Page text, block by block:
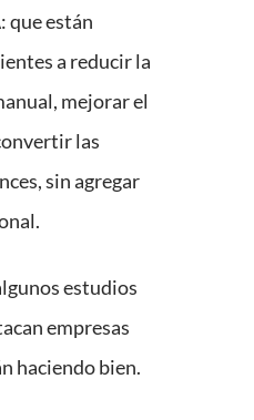
que están
a reducir la
mejorar el
las
sin agregar
estudios
empresas
haciendo bien.